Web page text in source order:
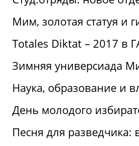
Мим, золотая статуя и
Totales Diktat – 2017 в
Зимняя универсиада
Наука, образование и
День молодого
Песня для разведчика: